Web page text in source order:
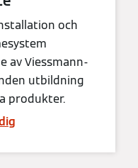
och
av Viessmann-
utbildning
produkter.